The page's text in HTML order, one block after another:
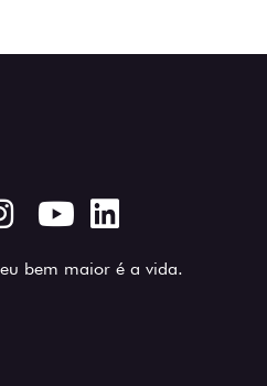
bem maior é a vida.